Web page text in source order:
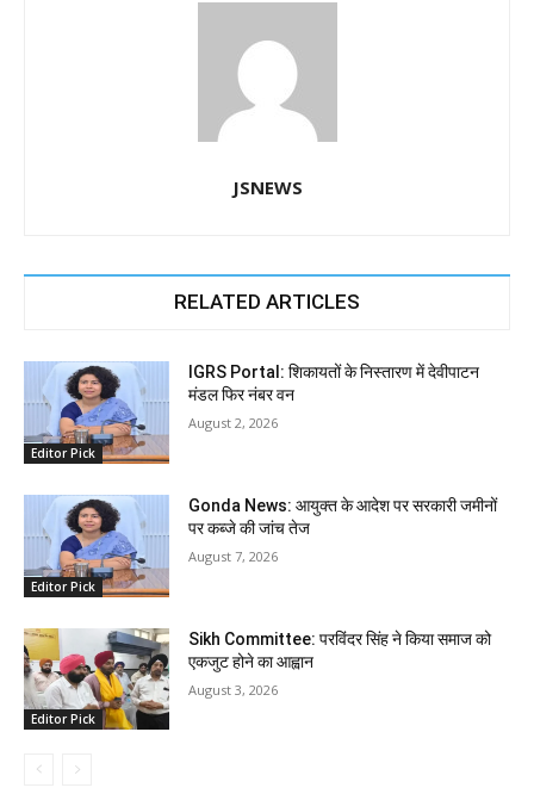
JSNEWS
RELATED ARTICLES
Editor Pick
IGRS Portal: शिकायतों के निस्तारण में देवीपाटन
मंडल फिर नंबर वन
August 2, 2026
Editor Pick
Gonda News: आयुक्त के आदेश पर सरकारी जमीनों
पर कब्जे की जांच तेज
August 7, 2026
Editor Pick
Sikh Committee: परविंदर सिंह ने किया समाज को
एकजुट होने का आह्वान
August 3, 2026